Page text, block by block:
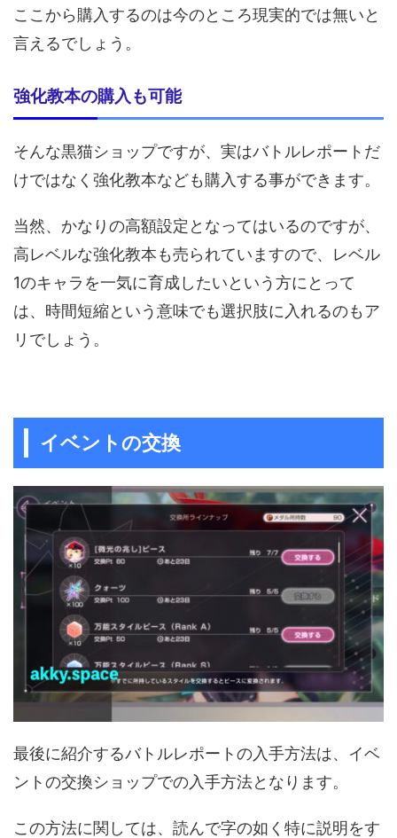
ここから購入するのは今のところ現実的では無いと
言えるでしょう。
強化教本の購入も可能
そんな黒猫ショップですが、実はバトルレポートだ
けではなく強化教本なども購入する事ができます。
当然、かなりの高額設定となってはいるのですが、
高レベルな強化教本も売られていますので、レベル
1のキャラを一気に育成したいという方にとって
は、時間短縮という意味でも選択肢に入れるのもア
リでしょう。
イベントの交換
最後に紹介するバトルレポートの入手方法は、イベ
ントの交換ショップでの入手方法となります。
この方法に関しては、読んで字の如く特に説明をす